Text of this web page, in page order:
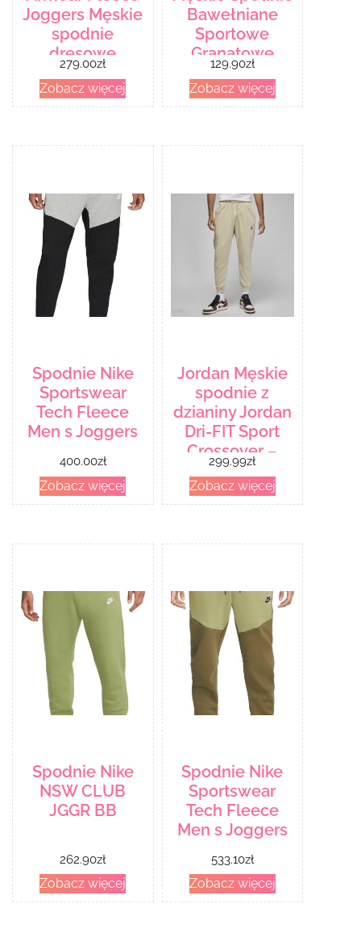
Joggers Męskie
spodnie
dresowe
1357123 XXL
279.00zł
Zobacz więcej
Bawełniane
Sportowe
Granatowe
129.90zł
Zobacz więcej
Spodnie Nike
Sportswear
Tech Fleece
Men s Joggers
400.00zł
Zobacz więcej
Jordan Męskie
spodnie z
dzianiny Jordan
Dri-FIT Sport
Crossover –
Brązowy
299.99zł
Zobacz więcej
Spodnie Nike
NSW CLUB
JGGR BB
262.90zł
Zobacz więcej
Spodnie Nike
Sportswear
Tech Fleece
Men s Joggers
533.10zł
Zobacz więcej